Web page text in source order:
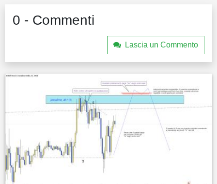
0 - Commenti
Lascia un Commento